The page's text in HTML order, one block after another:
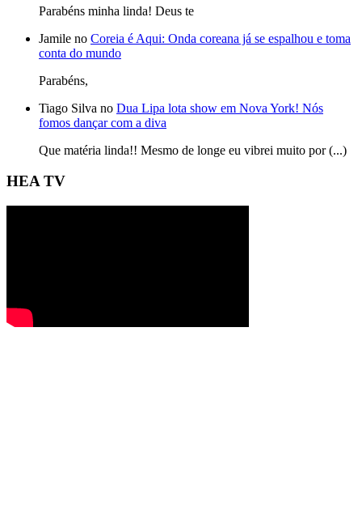
Parabéns minha linda! Deus te
Jamile no Coreia é Aqui: Onda coreana já se espalhou e toma
conta do mundo
Parabéns,
Tiago Silva no Dua Lipa lota show em Nova York! Nós
fomos dançar com a diva
Que matéria linda!! Mesmo de longe eu vibrei muito por (...)
HEA TV